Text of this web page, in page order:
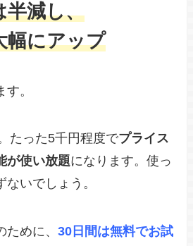
半減し、
幅にアップ
。
たった5千円程度でプライス
が使い放題になります。使っ
いでしょう。
ために、30日間は無料でお試